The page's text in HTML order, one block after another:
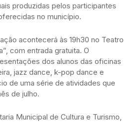
produzidas pelos participantes
no município.
acontecerá às 19h30 no Teatro
com entrada gratuita. O
dos alunos das oficinas
jazz dance, k-pop dance e
de uma série de atividades que
de julho.
Municipal de Cultura e Turismo,